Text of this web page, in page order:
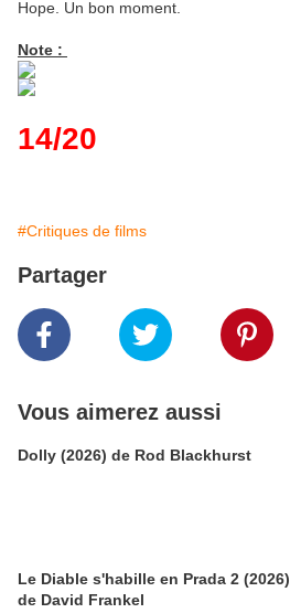
Hope. Un bon moment.
Note :
14/20
#Critiques de films
Partager
Vous aimerez aussi
Dolly (2026) de Rod Blackhurst
Le Diable s'habille en Prada 2 (2026)
de David Frankel